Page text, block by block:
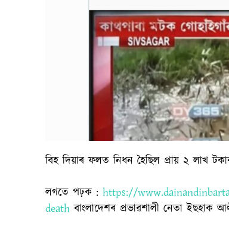
বিহ দিয়াৰ ফলত নিধন হৈছিল প্ৰায় ২ লাখ
লগতে পঢ়ক : https://
death বাংলাদেশৰ প্ৰভাৱশালী নেতা ইছহাক